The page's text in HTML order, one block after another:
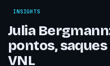
INSIGHTS
Julia
pontos,
VNL